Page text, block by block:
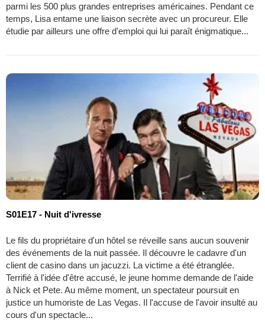
parmi les 500 plus grandes entreprises américaines. Pendant ce
temps, Lisa entame une liaison secrète avec un procureur. Elle
étudie par ailleurs une offre d'emploi qui lui paraît énigmatique...
S01E17 - Nuit d'ivresse
Le fils du propriétaire d'un hôtel se réveille sans aucun souvenir
des événements de la nuit passée. Il découvre le cadavre d'un
client de casino dans un jacuzzi. La victime a été étranglée.
Terrifié à l'idée d'être accusé, le jeune homme demande de l'aide
à Nick et Pete. Au même moment, un spectateur poursuit en
justice un humoriste de Las Vegas. Il l'accuse de l'avoir insulté au
cours d'un spectacle...